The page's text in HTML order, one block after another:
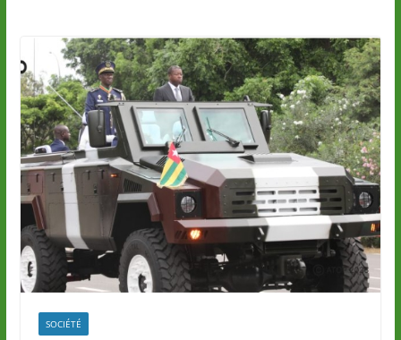
SOCIÉTÉ